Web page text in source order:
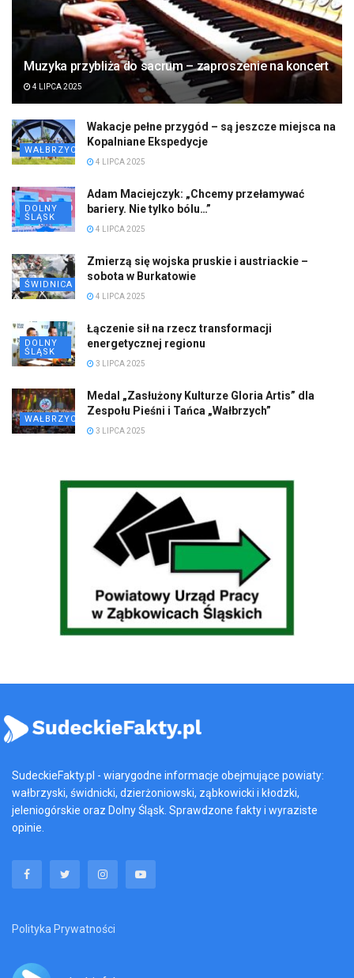
Muzyka przybliża do sacrum – zaproszenie na koncert
4 LIPCA 2025
WAŁBRZYCH
Wakacje pełne przygód – są jeszcze miejsca na
Kopalniane Ekspedycje
4 LIPCA 2025
DOLNY
ŚLĄSK
Adam Maciejczyk: „Chcemy przełamywać
bariery. Nie tylko bólu…”
4 LIPCA 2025
ŚWIDNICA
Zmierzą się wojska pruskie i austriackie –
sobota w Burkatowie
4 LIPCA 2025
DOLNY
ŚLĄSK
Łączenie sił na rzecz transformacji
energetycznej regionu
3 LIPCA 2025
WAŁBRZYCH
Medal „Zasłużony Kulturze Gloria Artis” dla
Zespołu Pieśni i Tańca „Wałbrzych”
3 LIPCA 2025
SudeckieFakty.pl - wiarygodne informacje obejmujące powiaty:
wałbrzyski, świdnicki, dzierżoniowski, ząbkowicki i kłodzki,
jeleniogórskie oraz Dolny Śląsk. Sprawdzone fakty i wyraziste
opinie.
Polityka Prywatności